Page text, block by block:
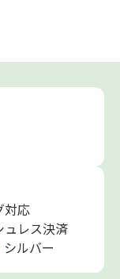
対応
ュレス決済
シルバー